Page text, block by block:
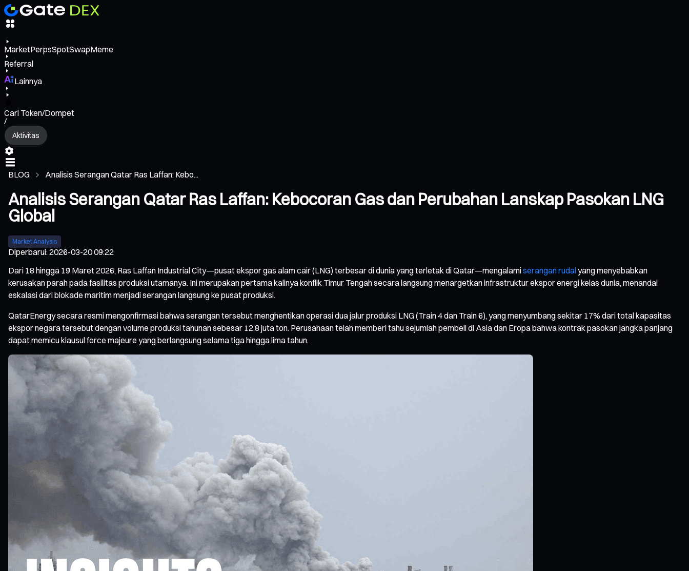
MarketPerpsSpotSwapMeme
Referral
Lainnya
Cari Token/Dompet
/
Aktivitas
BLOG Analisis Serangan Qatar Ras Laffan: Kebo...
Analisis Serangan Qatar Ras Laffan: Kebocoran Gas dan Perubahan Lanskap Pasokan LNG
Global
Market Analysis
Diperbarui:2026-03-20 09:22
Dari 18 hingga 19 Maret 2026, Ras Laffan Industrial City—pusat ekspor gas alam cair (LNG) terbesar di dunia yang terletak di Qatar—mengalamiserangan rudalyang menyebabkan
kerusakan parah pada fasilitas produksi utamanya. Ini merupakan pertama kalinya konflik Timur Tengah secara langsung menargetkan infrastruktur ekspor energi kelas dunia, menandai
eskalasi dari blokade maritim menjadi serangan langsung ke pusat produksi.
QatarEnergy secara resmi mengonfirmasi bahwa serangan tersebut menghentikan operasi dua jalur produksi LNG (Train 4 dan Train 6), yang menyumbang sekitar 17% dari total kapasitas
ekspor negara tersebut dengan volume produksi tahunan sebesar 12,8 juta ton. Perusahaan telah memberi tahu sejumlah pembeli di Asia dan Eropa bahwa kontrak pasokan jangka panjang
dapat memicu klausul force majeure yang berlangsung selama tiga hingga lima tahun.